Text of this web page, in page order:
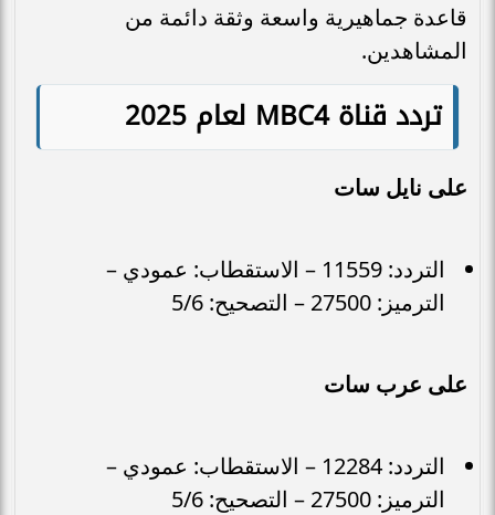
قاعدة جماهيرية واسعة وثقة دائمة من
المشاهدين.
تردد قناة MBC4 لعام 2025
على نايل سات
التردد: 11559 – الاستقطاب: عمودي –
الترميز: 27500 – التصحيح: 5/6
على عرب سات
التردد: 12284 – الاستقطاب: عمودي –
الترميز: 27500 – التصحيح: 5/6